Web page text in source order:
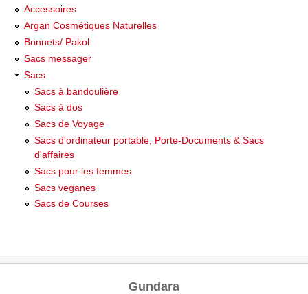
Accessoires
Argan Cosmétiques Naturelles
Bonnets/ Pakol
Sacs messager
Sacs
Sacs à bandoulière
Sacs à dos
Sacs de Voyage
Sacs d'ordinateur portable, Porte-Documents & Sacs
d'affaires
Sacs pour les femmes
Sacs veganes
Sacs de Courses
Gundara